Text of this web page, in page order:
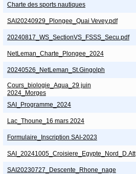
Charte des sports nautiques
SAI20240929_Plongee_Quai Vevey.pdf
20240817_WS_SectionVS_FSSS_Secu.pdf
NetLeman_Charte_Plongee_2024
20240526_NetLeman_St.Gingolph
Cours_biologie_Aqua_29 juin
2024_Morges
SAI_Programme_2024
Lac_Thoune_16 mars 2024
Formulaire_Inscription SAI-2023
SAI_20241005_Croisiere_Egypte_Nord_D.Att
SAI20230727_Descente_Rhone_nage